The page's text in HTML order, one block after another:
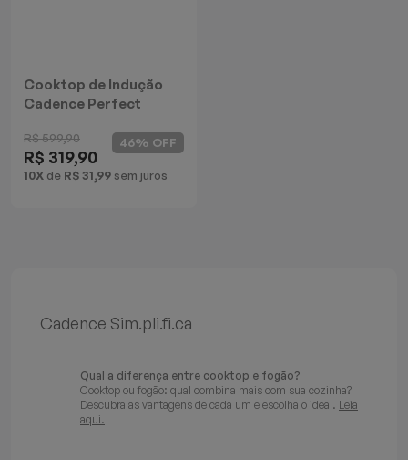
Cooktop de Indução
Cadence Perfect
R$ 599,90
R$ 319,90
10X de R$ 31,99 sem juros
46% OFF
Cadence Sim.pli.fi.ca
Qual a diferença entre cooktop e fogão?
Cooktop ou fogão: qual combina mais com sua cozinha?
Descubra as vantagens de cada um e escolha o ideal. Leia
aqui.